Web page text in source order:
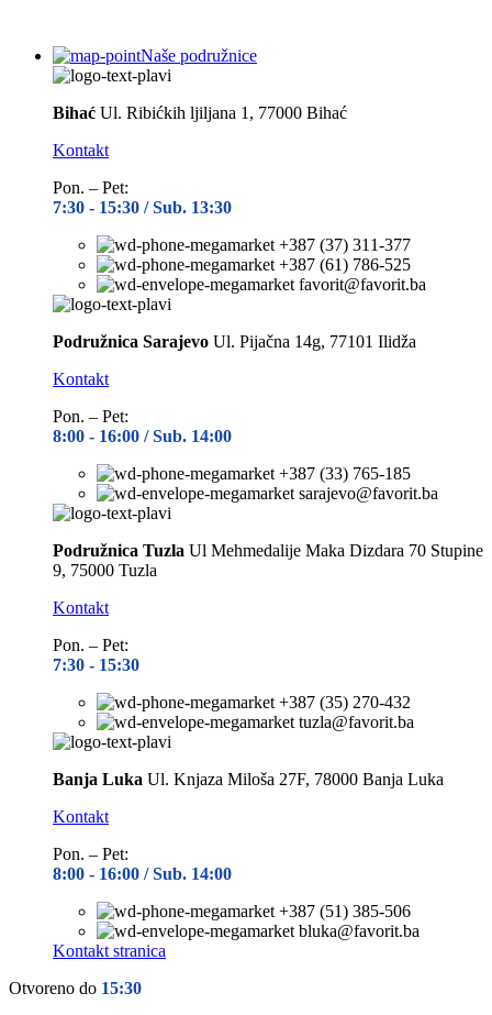
Naše podružnice
Bihać Ul. Ribićkih ljiljana 1, 77000 Bihać
Kontakt
Pon. – Pet:
7:30 - 15:30 / Sub. 13:30
+387 (37) 311-377
+387 (61) 786-525
favorit@favorit.ba
Podružnica Sarajevo Ul. Pijačna 14g, 77101 Ilidža
Kontakt
Pon. – Pet:
8:00 - 16:00 / Sub. 14:00
+387 (33) 765-185
sarajevo@favorit.ba
Podružnica Tuzla Ul Mehmedalije Maka Dizdara 70 Stupine
9, 75000 Tuzla
Kontakt
Pon. – Pet:
7:30 - 15:30
+387 (35) 270-432
tuzla@favorit.ba
Banja Luka Ul. Knjaza Miloša 27F, 78000 Banja Luka
Kontakt
Pon. – Pet:
8:00 - 16:00 / Sub. 14:00
+387 (51) 385-506
bluka@favorit.ba
Kontakt stranica
Otvoreno do 15:30